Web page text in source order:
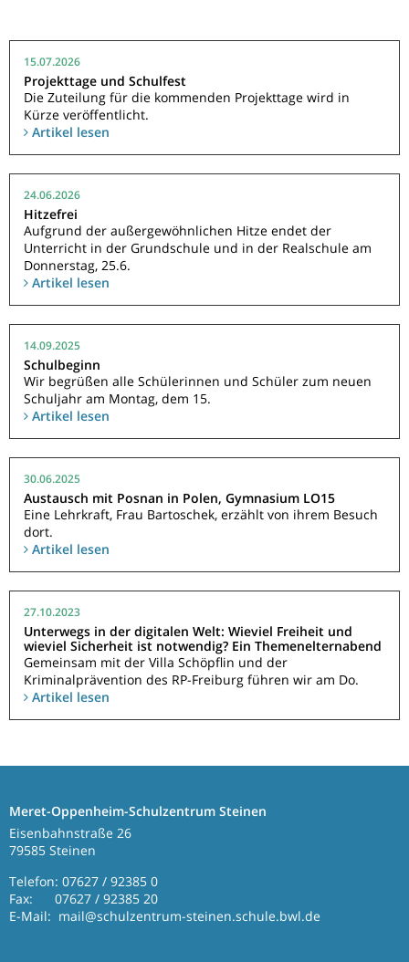
15.07.2026
Projekttage und Schulfest
Die Zuteilung für die kommenden Projekttage wird in
Kürze veröffentlicht.
Artikel lesen
24.06.2026
Hitzefrei
Aufgrund der außergewöhnlichen Hitze endet der
Unterricht in der Grundschule und in der Realschule am
Donnerstag, 25.6.
Artikel lesen
14.09.2025
Schulbeginn
Wir begrüßen alle Schülerinnen und Schüler zum neuen
Schuljahr am Montag, dem 15.
Artikel lesen
30.06.2025
Austausch mit Posnan in Polen, Gymnasium LO15
Eine Lehrkraft, Frau Bartoschek, erzählt von ihrem Besuch
dort.
Artikel lesen
27.10.2023
Unterwegs in der digitalen Welt: Wieviel Freiheit und
wieviel Sicherheit ist notwendig? Ein Themenelternabend
Gemeinsam mit der Villa Schöpflin und der
Kriminalprävention des RP-Freiburg führen wir am Do.
Artikel lesen
Meret-Oppenheim-Schulzentrum Steinen
Eisenbahnstraße 26
79585 Steinen
Telefon: 07627 / 92385 0
Fax: 07627 / 92385 20
E-Mail: mail@schulzentrum-steinen.schule.bwl.de